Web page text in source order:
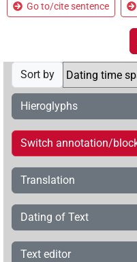
Go to/cite sentence
Sort by
Hieroglyphs
Switch annotation/
Translation
Dating of Text
Text editor